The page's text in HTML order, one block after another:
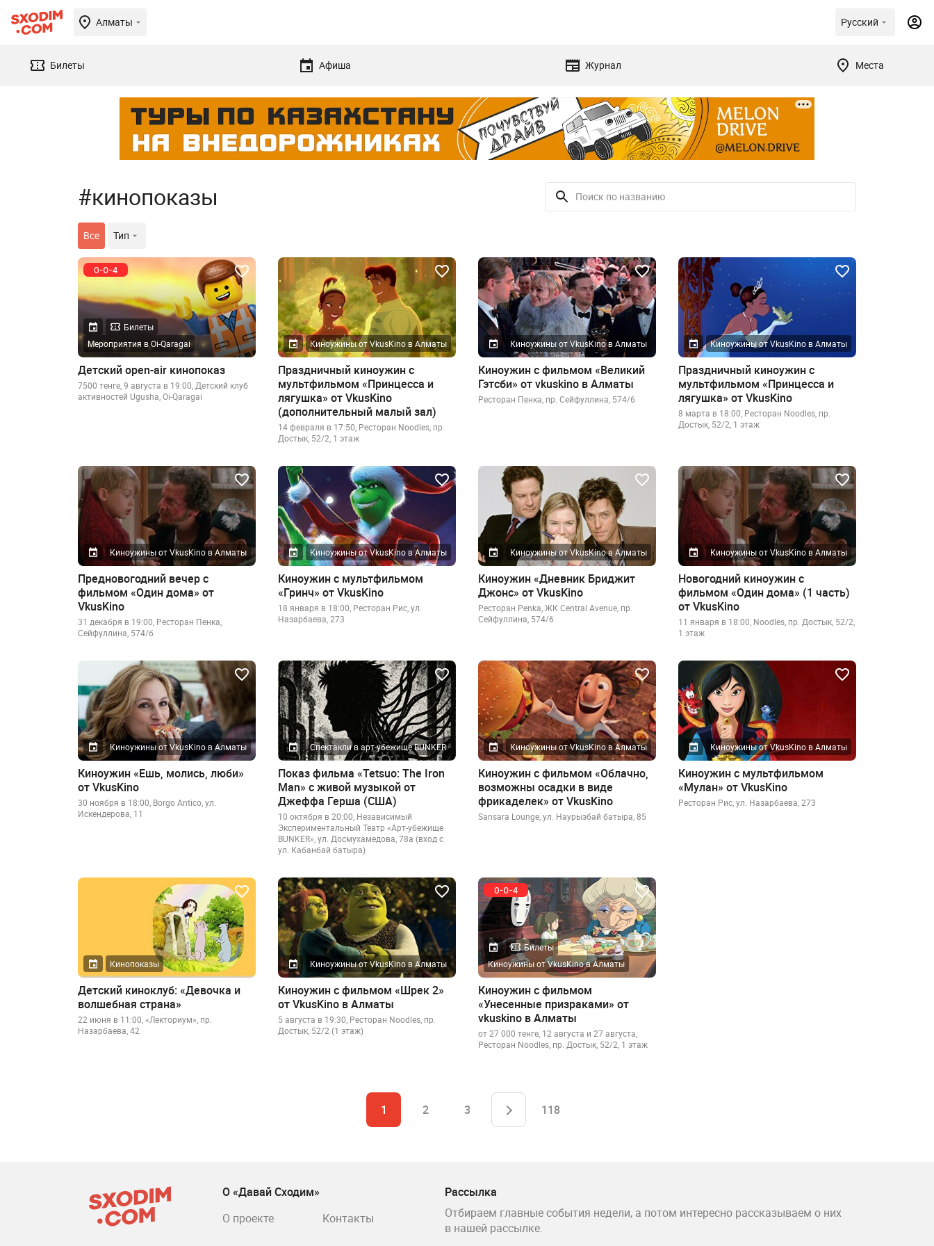
Алматы Русский
Билеты Афиша Журнал Места
#кинопоказы
Все Тип
Билеты
Мероприятия в Oi-Qaragai
Детский open-air кинопоказ
7500 тенге, 9 августа в 19:00, Детский клуб
активностей Ugusha, Oi-Qaragai
Киноужины от VkusKino в Алматы
Праздничный киноужин с
мультфильмом «Принцесса и
лягушка» от VkusKino
(дополнительный малый зал)
14 февраля в 17:50, Ресторан Noodles, пр.
Достык, 52/2, 1 этаж
Киноужины от VkusKino в Алматы
Киноужин с фильмом «Великий
Гэтсби» от vkuskino в Алматы
Ресторан Пенка, пр. Сейфуллина, 574/6
Киноужины от VkusKino в Алматы
Праздничный киноужин с
мультфильмом «Принцесса и
лягушка» от VkusKino
8 марта в 18:00, Ресторан Noodles, пр.
Достык, 52/2, 1 этаж
Киноужины от VkusKino в Алматы
Предновогодний вечер с
фильмом «Один дома» от
VkusKino
31 декабря в 19:00, Ресторан Пенка,
Сейфуллина, 574/б
Киноужины от VkusKino в Алматы
Киноужин с мультфильмом
«Гринч» от VkusKino
18 января в 18:00, Ресторан Рис, ул.
Назарбаева, 273
Киноужины от VkusKino в Алматы
Киноужин «Дневник Бриджит
Джонс» от VkusKino
Ресторан Penka, ЖК Central Avenue, пр.
Сейфуллина, 574/6
Киноужины от VkusKino в Алматы
Новогодний киноужин с
фильмом «Один дома» (1 часть)
от VkusKino
11 января в 18:00, Noodles, пр. Достык, 52/2,
1 этаж
Киноужины от VkusKino в Алматы
Киноужин «Ешь, молись, люби»
от VkusKino
30 ноября в 18:00, Borgo Antico, ул.
Искендерова, 11
Спектакли в арт-убежище BUNKER
Показ фильма «Tetsuo: The Iron
Man» с живой музыкой от
Джеффа Герша (США)
10 октября в 20:00, Независимый
Экспериментальный Театр «Арт-убежище
BUNKER», ул. Досмухамедова, 78а (вход с
ул. Кабанбай батыра)
Киноужины от VkusKino в Алматы
Киноужин с фильмом «Облачно,
возможны осадки в виде
фрикаделек» от VkusKino
Sansara Lounge, ул. Наурызбай батыра, 85
Киноужины от VkusKino в Алматы
Киноужин с мультфильмом
«Мулан» от VkusKino
Ресторан Рис, ул. Назарбаева, 273
Кинопоказы
Детский киноклуб: «Девочка и
волшебная страна»
22 июня в 11:00, «Лекториум», пр.
Назарбаева, 42
Киноужины от VkusKino в Алматы
Киноужин с фильмом «Шрек 2»
от VkusKino в Алматы
5 августа в 19:30, Ресторан Noodles, пр.
Достык, 52/2 (1 этаж)
Билеты
Киноужины от VkusKino в Алматы
Киноужин с фильмом
«Унесенные призраками» от
vkuskino в Алматы
от 27 000 тенге, 12 августа и 27 августа,
Ресторан Noodles, пр. Достык, 52/2, 1 этаж
1 2 3 118
Рассылка
Отбираем главные события недели, а потом интересно рассказываем о них
в нашей рассылке.
О «Давай Сходим»
О проекте
Контакты